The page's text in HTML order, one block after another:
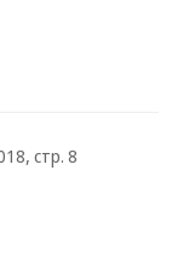
стр. 8